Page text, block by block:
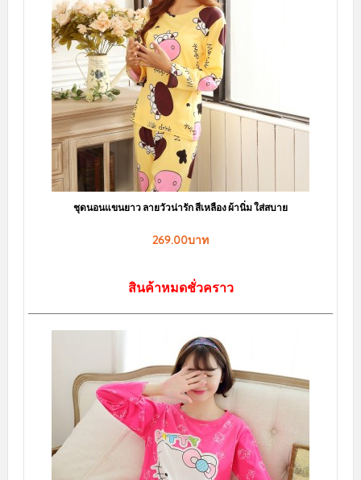
หยิบใส่ตะกร้า
ชุดนอนไม่ได้นอน สีดำ เนื้อผ้าซีทรู แหวกด้านหน้าได้อารมณ์เร้าร้อน
169.00บาท143.00บาท
สินค้าหมดชั่วคราว
สินค้ามาใหม่ล่าสุด
ชุดนอนกระโปรง ลายขวางแต่งระบายน่ารัก มีฟองน้ำเสริม เพิ่มความมั่นใจ
LKS2010050
239.00บาท150.00บาท
สินค้าหมดชั่วคราว